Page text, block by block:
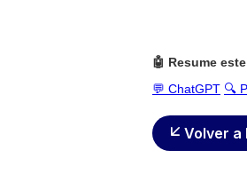
🤖 Resume
💬 ChatGPT 🔍
Volver a